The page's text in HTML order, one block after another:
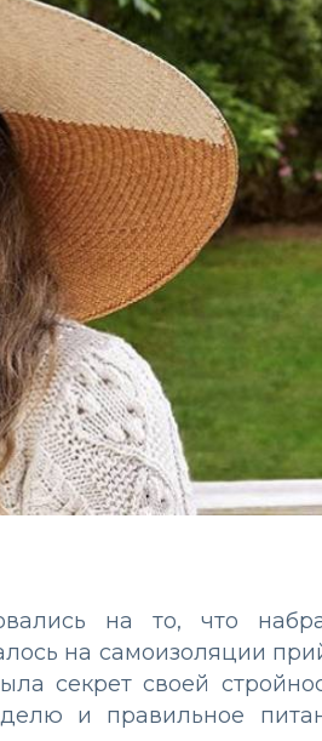
на то, что
на самоизоляции
секрет своей
и правильное